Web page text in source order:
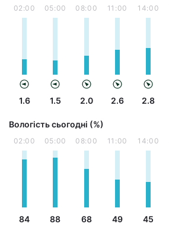
02:00
1.6
05:00
1.5
08:00
2.0
11:00
2.6
14:00
2.8
Вологість сьогодні (%)
02:00
84
05:00
88
08:00
68
11:00
49
14:00
45